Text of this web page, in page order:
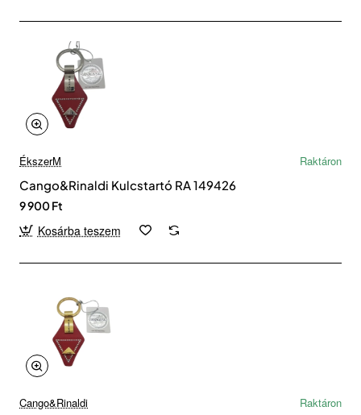
ÉkszerM
Raktáron
Cango&Rinaldi Kulcstartó RA 149426
9 900 Ft
Kosárba teszem
Cango&Rinaldi
Raktáron